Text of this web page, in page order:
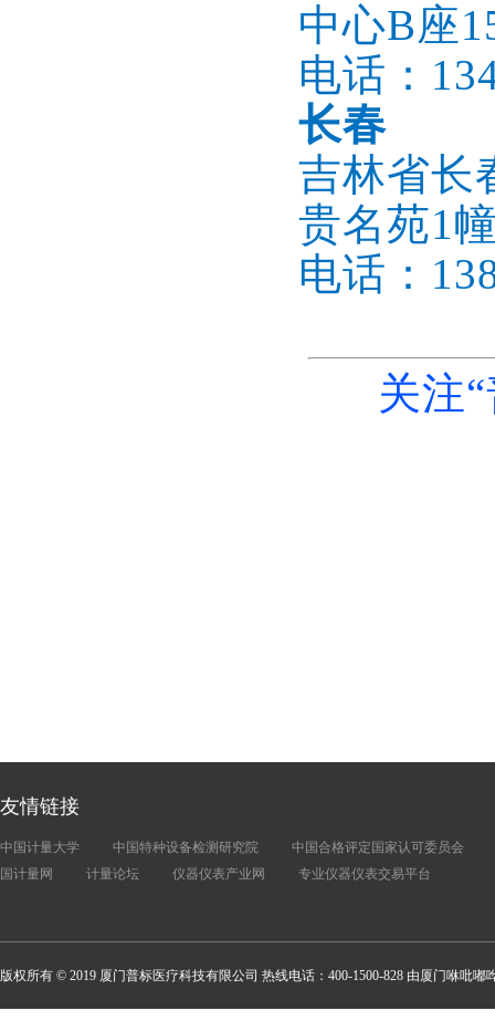
中心B座
电话：
长春
吉林省长
贵名苑1
电话：
关注
友情链接
中国计量大学 中国特种设备检测研究院
中国合格评定国家认可委员会
国计量网
计量论坛 仪器仪表产业网 专业仪器仪表交易平台
版权所有 © 2019 厦门普标医疗科技有限公司 热线电话：400-1500-828 由厦门咻吡